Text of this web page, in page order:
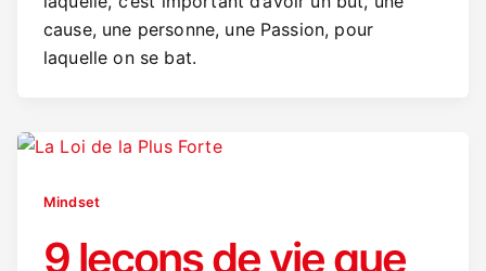
cause, une personne, une Passion, pour
laquelle on se bat.
Mindset
9 leçons de vie que